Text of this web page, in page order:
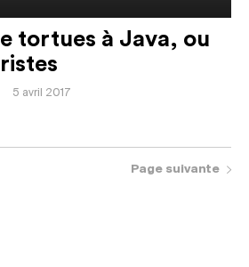
tortues à Java, ou
5 avril 2017
Page suivante